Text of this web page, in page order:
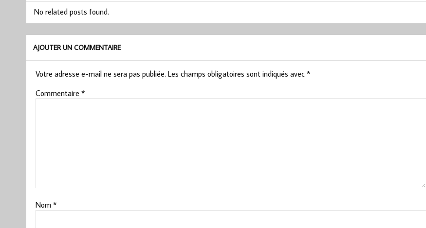
No related posts found.
AJOUTER UN COMMENTAIRE
Votre adresse e-mail ne sera pas publiée. Les champs obligatoires sont indiqués avec *
Commentaire *
Nom *